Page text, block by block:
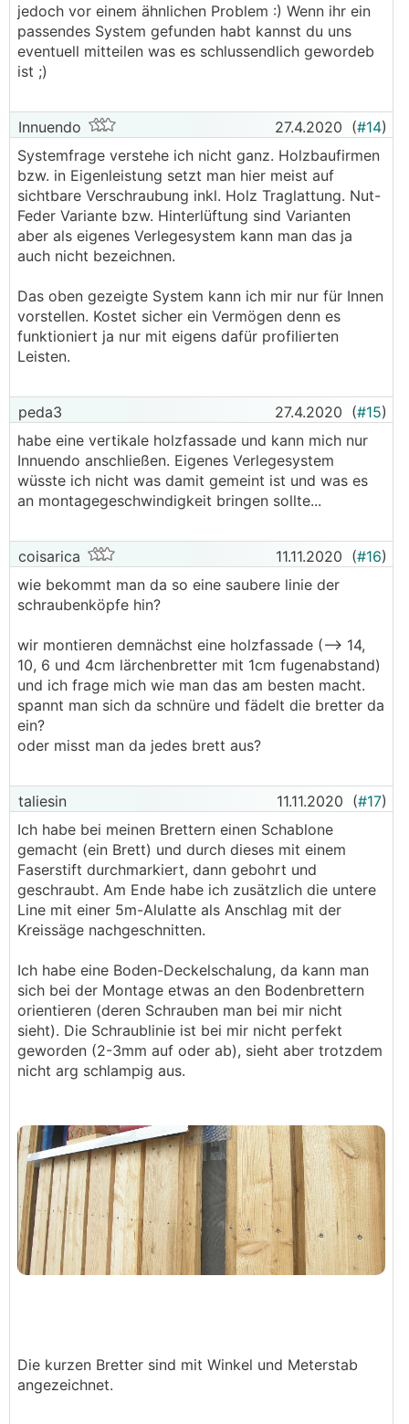
jedoch vor einem ähnlichen Problem :) Wenn ihr ein
passendes System gefunden habt kannst du uns
eventuell mitteilen was es schlussendlich gewordeb
ist ;)
Innuendo 27.4.2020 (#14)
Systemfrage verstehe ich nicht ganz. Holzbaufirmen
bzw. in Eigenleistung setzt man hier meist auf
sichtbare Verschraubung inkl. Holz Traglattung. Nut-
Feder Variante bzw. Hinterlüftung sind Varianten
aber als eigenes Verlegesystem kann man das ja
auch nicht bezeichnen.
Das oben gezeigte System kann ich mir nur für Innen
vorstellen. Kostet sicher ein Vermögen denn es
funktioniert ja nur mit eigens dafür profilierten
Leisten.
peda3 27.4.2020 (#15)
habe eine vertikale holzfassade und kann mich nur
Innuendo anschließen. Eigenes Verlegesystem
wüsste ich nicht was damit gemeint ist und was es
an montagegeschwindigkeit bringen sollte...
coisarica 11.11.2020 (#16)
wie bekommt man da so eine saubere linie der
schraubenköpfe hin?
wir montieren demnächst eine holzfassade (--> 14,
10, 6 und 4cm lärchenbretter mit 1cm fugenabstand)
und ich frage mich wie man das am besten macht.
spannt man sich da schnüre und fädelt die bretter da
ein?
oder misst man da jedes brett aus?
taliesin 11.11.2020 (#17)
Ich habe bei meinen Brettern einen Schablone
gemacht (ein Brett) und durch dieses mit einem
Faserstift durchmarkiert, dann gebohrt und
geschraubt. Am Ende habe ich zusätzlich die untere
Line mit einer 5m-Alulatte als Anschlag mit der
Kreissäge nachgeschnitten.
Ich habe eine Boden-Deckelschalung, da kann man
sich bei der Montage etwas an den Bodenbrettern
orientieren (deren Schrauben man bei mir nicht
sieht). Die Schraublinie ist bei mir nicht perfekt
geworden (2-3mm auf oder ab), sieht aber trotzdem
nicht arg schlampig aus.
Die kurzen Bretter sind mit Winkel und Meterstab
angezeichnet.